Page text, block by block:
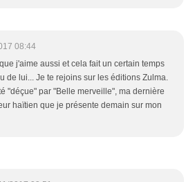
08:44
j'aime aussi et cela fait un certain temps
de lui... Je te rejoins sur les éditions Zulma.
"déçue" par "Belle merveille", ma dernière
haïtien que je présente demain sur mon